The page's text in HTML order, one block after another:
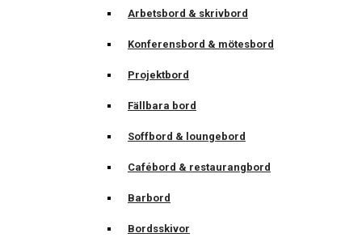
Arbetsbord & skrivbord
Konferensbord & mötesbord
Projektbord
Fällbara bord
Soffbord & loungebord
Cafébord & restaurangbord
Barbord
Bordsskivor